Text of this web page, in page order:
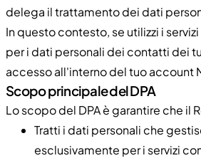
delega il trattamento dei dati
In questo contesto, se utilizzi i
per i dati personali dei contatti dei
accesso all'interno del tuo account
Scopo principale del DPA
Lo scopo del DPA è garantire che il
Tratti i dati personali che
esclusivamente per i servizi